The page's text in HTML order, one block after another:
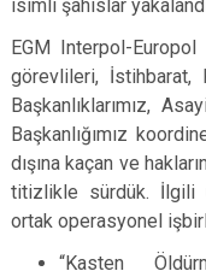
isimli şahıslar
EGM Interpol-Europol
görevlileri, İstihbarat,
Başkanlıklarımız,
Başkanlığımız
dışına kaçan ve
titizlikle sürdük. İlgili
ortak operasyonel
“Kasten